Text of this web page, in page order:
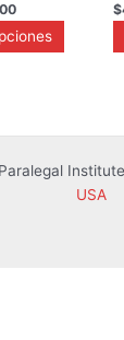
$
USA